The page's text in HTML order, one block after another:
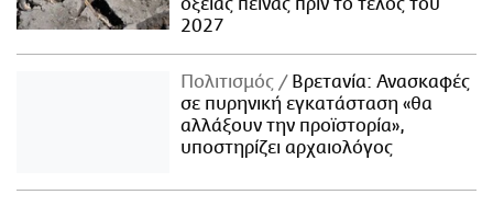
οξείας πείνας πριν το τέλος του
2027
Πολιτισμός
Βρετανία: Ανασκαφές
σε πυρηνική εγκατάσταση «θα
αλλάξουν την προϊστορία»,
υποστηρίζει αρχαιολόγος